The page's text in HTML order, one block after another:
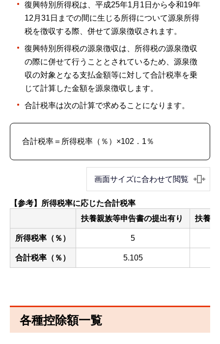
復興特別所得税は、平成25年1月1日から令和19年
12月31日までの間に生じる所得について源泉所得
税を徴収する際、併せて源泉徴収されます。
復興特別所得税の源泉徴収は、所得税の源泉徴収
の際に併せて行うこととされているため、源泉徴
収の対象となる支払金額等に対して合計税率を乗
じて計算した金額を源泉徴収します。
合計税率は次の計算で求めることになります。
合計税率＝所得税率（％）×102．1％
画面サイズに合わせて閲覧
【参考】所得税率に応じた合計税率
扶養親族等申告書の提出有り
扶養
所得税率（％） 5
合計税率（％） 5.105
各種控除額一覧